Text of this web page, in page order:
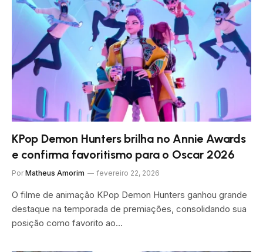
KPop Demon Hunters brilha no Annie Awards
e confirma favoritismo para o Oscar 2026
Por Matheus Amorim fevereiro 22, 2026
O filme de animação KPop Demon Hunters ganhou grande
destaque na temporada de premiações, consolidando sua
posição como favorito ao…